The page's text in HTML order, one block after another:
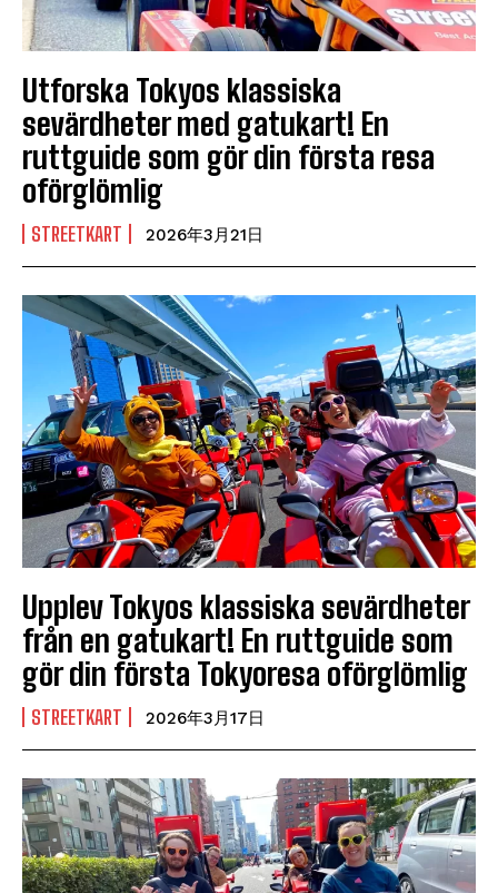
Utforska Tokyos klassiska
sevärdheter med gatukart! En
ruttguide som gör din första resa
oförglömlig
STREETKART 2026年3月21日
Upplev Tokyos klassiska sevärdheter
från en gatukart! En ruttguide som
gör din första Tokyoresa oförglömlig
STREETKART 2026年3月17日